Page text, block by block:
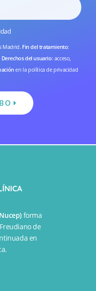
Madrid. Fin del tratamiento:
Derechos del usuario: acceso,
en la política de privacidad
forma
de
en